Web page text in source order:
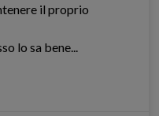
il proprio
lo sa bene.​..